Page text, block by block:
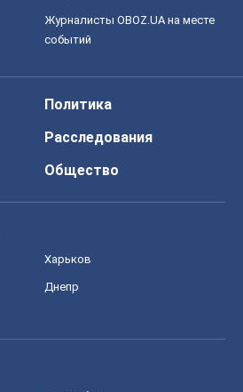
Журналисты OBOZ.UA на месте
событий
Политика
Расследования
Общество
Харьков
Днепр